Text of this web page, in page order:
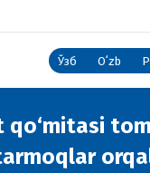
Ўзб Oʻzb
qo‘mitasi